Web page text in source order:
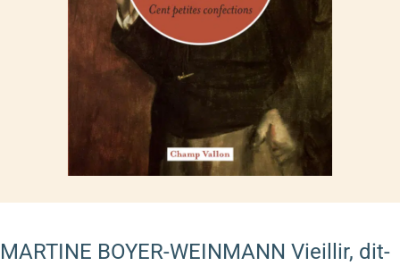
MARTINE BOYER-WEINMANN Vieillir, dit-